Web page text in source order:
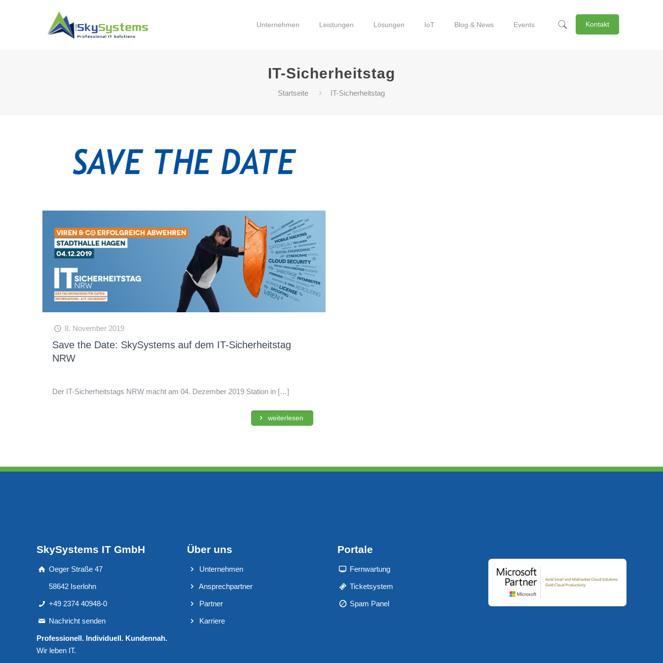
Unternehmen Leistungen Lösungen IoT Blog & News Events Kontakt
IT-Sicherheitstag
Startseite IT-Sicherheitstag
8. November 2019
Save the Date: SkySystems auf dem IT-Sicherheitstag
NRW
Der IT-Sicherheitstags NRW macht am 04. Dezember 2019 Station in […]
weiterlesen
SkySystems IT GmbH
Oeger Straße 47
58642 Iserlohn
+49 2374 40948-0
Nachricht senden
Professionell. Individuell. Kundennah.
Wir leben IT.
Über uns
Unternehmen
Ansprechpartner
Partner
Karriere
Portale
Fernwartung
Ticketsystem
Spam Panel